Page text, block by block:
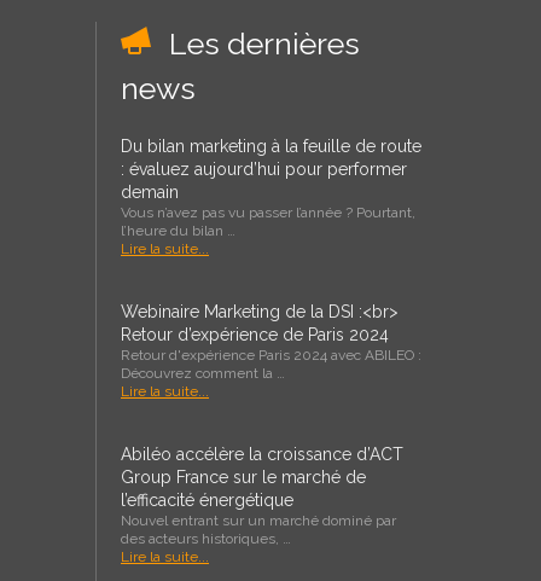
Les dernières
news
Du bilan marketing à la feuille de route
: évaluez aujourd’hui pour performer
demain
Vous n’avez pas vu passer l’année ? Pourtant,
l’heure du bilan …
Lire la suite...
Webinaire Marketing de la DSI :<br>
Retour d’expérience de Paris 2024
Retour d'expérience Paris 2024 avec ABILEO :
Découvrez comment la …
Lire la suite...
Abiléo accélère la croissance d’ACT
Group France sur le marché de
l’efficacité énergétique
Nouvel entrant sur un marché dominé par
des acteurs historiques, …
Lire la suite...